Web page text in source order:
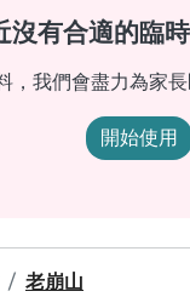
沒有合適的臨
，我們會盡力為家
開始使用
老崩山